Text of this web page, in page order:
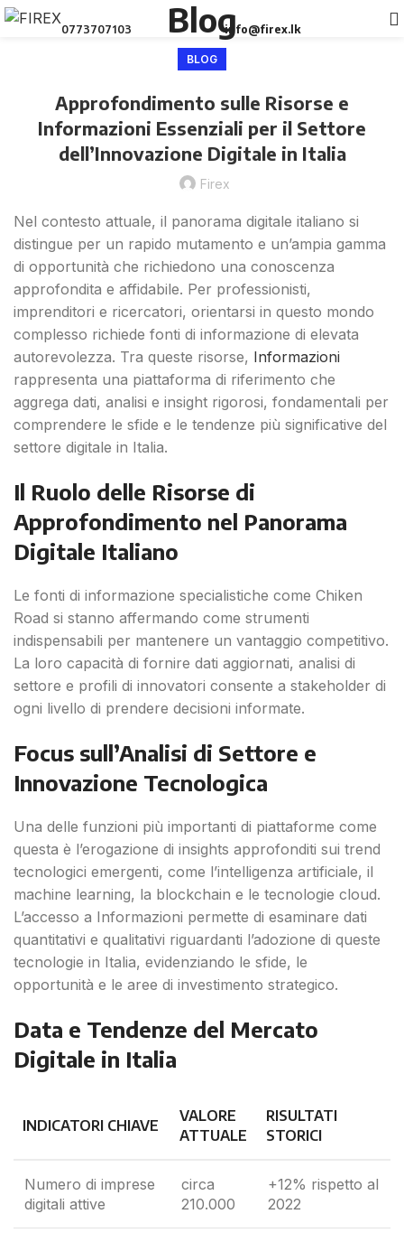
0773707103 info@firex.lk
Blog
BLOG
Approfondimento sulle Risorse e
Informazioni Essenziali per il Settore
dell’Innovazione Digitale in Italia
Firex
Nel contesto attuale, il panorama digitale italiano si
distingue per un rapido mutamento e un’ampia gamma
di opportunità che richiedono una conoscenza
approfondita e affidabile. Per professionisti,
imprenditori e ricercatori, orientarsi in questo mondo
complesso richiede fonti di informazione di elevata
autorevolezza. Tra queste risorse, Informazioni
rappresenta una piattaforma di riferimento che
aggrega dati, analisi e insight rigorosi, fondamentali per
comprendere le sfide e le tendenze più significative del
settore digitale in Italia.
Il Ruolo delle Risorse di
Approfondimento nel Panorama
Digitale Italiano
Le fonti di informazione specialistiche come Chiken
Road si stanno affermando come strumenti
indispensabili per mantenere un vantaggio competitivo.
La loro capacità di fornire dati aggiornati, analisi di
settore e profili di innovatori consente a stakeholder di
ogni livello di prendere decisioni informate.
Focus sull’Analisi di Settore e
Innovazione Tecnologica
Una delle funzioni più importanti di piattaforme come
questa è l’erogazione di insights approfonditi sui trend
tecnologici emergenti, come l’intelligenza artificiale, il
machine learning, la blockchain e le tecnologie cloud.
L’accesso a Informazioni permette di esaminare dati
quantitativi e qualitativi riguardanti l’adozione di queste
tecnologie in Italia, evidenziando le sfide, le
opportunità e le aree di investimento strategico.
Data e Tendenze del Mercato
Digitale in Italia
INDICATORI CHIAVE
VALORE
ATTUALE
RISULTATI
STORICI
Numero di imprese
digitali attive
circa
210.000
+12% rispetto al
2022